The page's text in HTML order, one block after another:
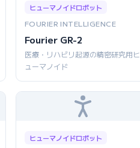
ヒューマノイドロボット
FOURIER INTELLIGENCE
Fourier GR-2
医療・リハビリ起源の精密研究用ヒ
ューマノイド
ヒューマノイドロボット